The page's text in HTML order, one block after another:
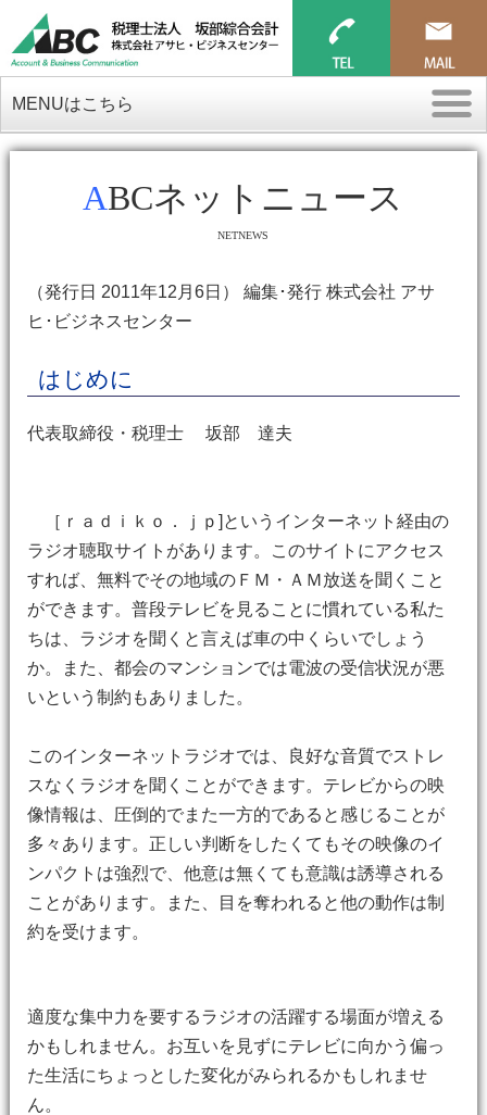
MENUはこちら
ABCネットニュース
NETNEWS
（発行日 2011年12月6日） 編集･発行 株式会社 アサ
ヒ･ビジネスセンター
はじめに
代表取締役・税理士 坂部 達夫
［ｒａｄｉｋｏ．ｊｐ]というインターネット経由の
ラジオ聴取サイトがあります。このサイトにアクセス
すれば、無料でその地域のＦＭ・ＡＭ放送を聞くこと
ができます。普段テレビを見ることに慣れている私た
ちは、ラジオを聞くと言えば車の中くらいでしょう
か。また、都会のマンションでは電波の受信状況が悪
いという制約もありました。
このインターネットラジオでは、良好な音質でストレ
スなくラジオを聞くことができます。テレビからの映
像情報は、圧倒的でまた一方的であると感じることが
多々あります。正しい判断をしたくてもその映像のイ
ンパクトは強烈で、他意は無くても意識は誘導される
ことがあります。また、目を奪われると他の動作は制
約を受けます。
適度な集中力を要するラジオの活躍する場面が増える
かもしれません。お互いを見ずにテレビに向かう偏っ
た生活にちょっとした変化がみられるかもしれませ
ん。